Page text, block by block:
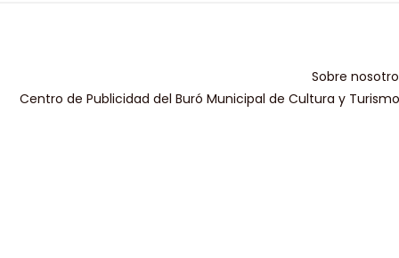
Sobre
Centro de Publicidad del Buró Municipal de Cultura y